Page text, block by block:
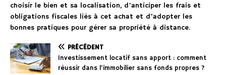
choisir le bien et sa localisation, d’anticiper les frais et
obligations fiscales liés à cet achat et d’adopter les
bonnes pratiques pour gérer sa propriété à distance.
PRÉCÉDENT
Investissement locatif sans apport : comment
réussir dans l’immobilier sans fonds propres ?